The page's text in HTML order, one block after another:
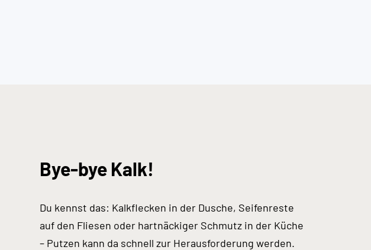
Bye-bye Kalk!
Du kennst das: Kalkflecken in der Dusche, Seifenreste
auf den Fliesen oder hartnäckiger Schmutz in der Küche
– Putzen kann da schnell zur Herausforderung werden.